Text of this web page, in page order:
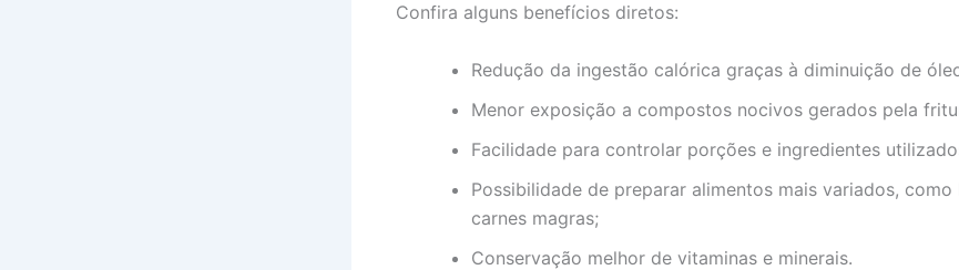
Confira alguns benefícios diretos:
Redução da ingestão calórica graças à diminuição de
Menor exposição a compostos nocivos gerados pela
Facilidade para controlar porções e ingredientes
Possibilidade de preparar alimentos mais variados, como
carnes magras;
Conservação melhor de vitaminas e minerais.